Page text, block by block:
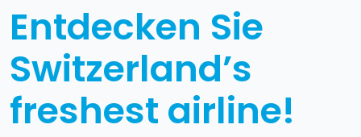
Entdecken Sie
Switzerland’s
freshest airline!